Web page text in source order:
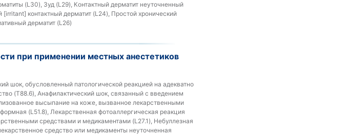
(L30), Зуд (L29), Контактный дерматит неуточненный
контактный дерматит (L24), Простой хронический
дерматит (L26)
при применении местных анестетиков
шок, обусловленный патологической реакцией на адекватно
(T88.6), Анафилактический шок, связанный с введением
высыпание на коже, вызванное лекарственными
(L51.8), Лекарственная фотоаллергическая реакция
средствами и медикаментами (L27.1), Небуллезная
средство или медикаменты неуточненная